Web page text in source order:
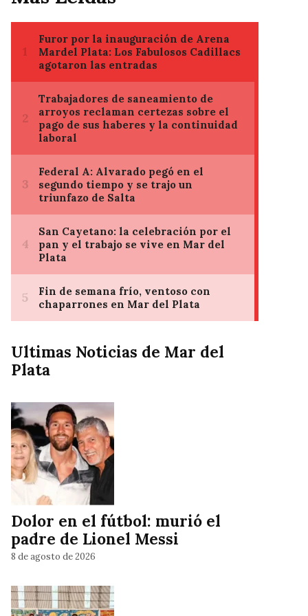
Ultimas Noticias de Mar del
Plata
Dolor en el fútbol: murió el
padre de Lionel Messi
8 de agosto de 2026